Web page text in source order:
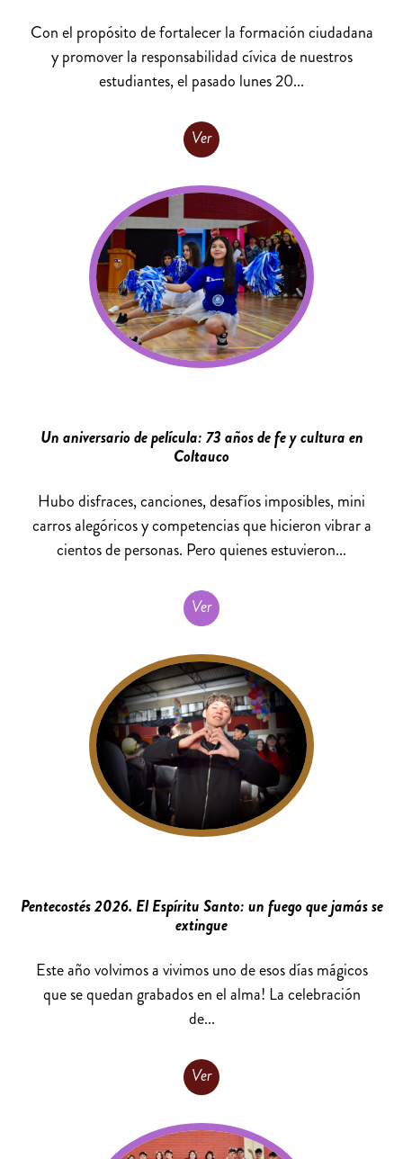
Con el propósito de fortalecer la formación ciudadana
y promover la responsabilidad cívica de nuestros
estudiantes, el pasado lunes 20...
Ver
Un aniversario de película: 73 años de fe y cultura en
Coltauco
Hubo disfraces, canciones, desafíos imposibles, mini
carros alegóricos y competencias que hicieron vibrar a
cientos de personas. Pero quienes estuvieron...
Ver
Pentecostés 2026. El Espíritu Santo: un fuego que jamás se
extingue
Este año volvimos a vivimos uno de esos días mágicos
que se quedan grabados en el alma! La celebración
de...
Ver